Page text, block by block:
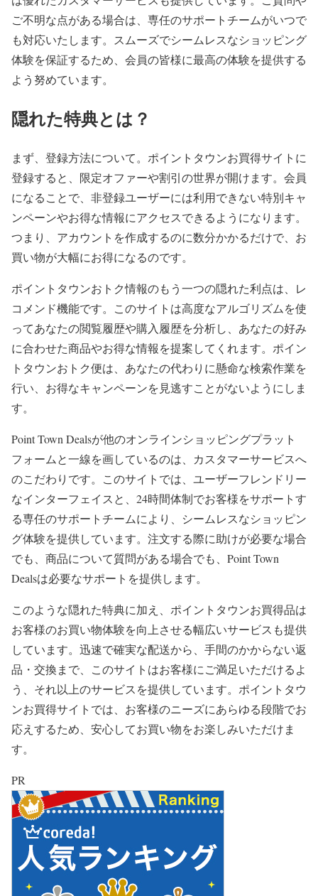
ご不明な点がある場合は、専任のサポートチームがいつで
も対応いたします。スムーズでシームレスなショッピング
体験を保証するため、会員の皆様に最高の体験を提供する
よう努めています。
隠れた特典とは？
まず、登録方法について。ポイントタウンお買得サイトに
登録すると、限定オファーや割引の世界が開けます。会員
になることで、非登録ユーザーには利用できない特別キャ
ンペーンやお得な情報にアクセスできるようになります。
つまり、アカウントを作成するのに数分かかるだけで、お
買い物が大幅にお得になるのです。
ポイントタウンおトク情報のもう一つの隠れた利点は、レ
コメンド機能です。このサイトは高度なアルゴリズムを使
ってあなたの閲覧履歴や購入履歴を分析し、あなたの好み
に合わせた商品やお得な情報を提案してくれます。ポイン
トタウンおトク便は、あなたの代わりに懸命な検索作業を
行い、お得なキャンペーンを見逃すことがないようにしま
す。
Point Town Dealsが他のオンラインショッピングプラット
フォームと一線を画しているのは、カスタマーサービスへ
のこだわりです。このサイトでは、ユーザーフレンドリー
なインターフェイスと、24時間体制でお客様をサポートす
る専任のサポートチームにより、シームレスなショッピン
グ体験を提供しています。注文する際に助けが必要な場合
でも、商品について質問がある場合でも、Point Town
Dealsは必要なサポートを提供します。
このような隠れた特典に加え、ポイントタウンお買得品は
お客様のお買い物体験を向上させる幅広いサービスも提供
しています。迅速で確実な配送から、手間のかからない返
品・交換まで、このサイトはお客様にご満足いただけるよ
う、それ以上のサービスを提供しています。ポイントタウ
ンお買得サイトでは、お客様のニーズにあらゆる段階でお
応えするため、安心してお買い物をお楽しみいただけま
す。
PR